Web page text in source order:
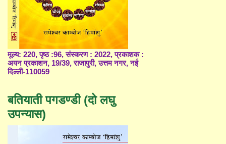
मूल्य: 220, पृष्ठ :96, संस्करण : 2022, प्रकाशक :
अयन प्रकाशन, 19/39, राजापुरी, उत्तम नगर, नई
दिल्ली-110059
बतियाती पगडण्डी (दो लघु
उपन्यास)